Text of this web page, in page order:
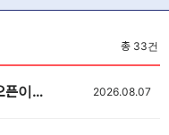
총 33건
[2026 K-ICT WEEK in BUSAN] 오픈이노베이션 참가기업 모집 (~8/14) 2026.08.07